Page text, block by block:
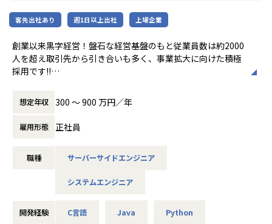
★定期的な技術者面談を実施
1ヵ月半～2ヵ月に1度のペースで営業担当による技術者へ
の定期面談を実施。
不満・不安をヒアリングすると同時に、自分が歩んでいき
たいキャリアを共有し、スキルの向上とモチベーションの維
★リーダーによるフォロー
ができる体制を整えています。
有を行っております。
【業務の変更の範囲】
客先出社あり 週1日以上出社 上場企業
創業以来黒字経営！盤石な経営基盤のもと従業員数は約2000
人を超え取引先から引き合いも多く、事業拡大に向けた積極
採用です!!
ご志向／ご希望に応じて、プロジェクトを決定しますので、
是非面接でお話しください！
◆取引業界
・システム要件定義・設計（上流）SE
※ご志向・ご希望に応じて、プロジェクトを決定します
想定年収 300 〜 900 万円／年
雇用形態 正社員
職種 サーバーサイドエンジニア
システムエンジニア
開発経験 C言語 Java Python